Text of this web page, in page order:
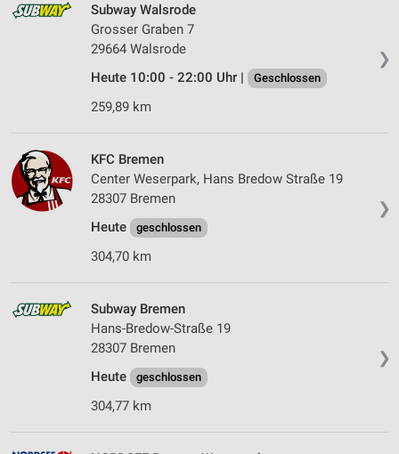
❯
Subway Walsrode
Grosser Graben 7
29664 Walsrode
Heute 10:00 - 22:00 Uhr |
Geschlossen
259,89 km
❯
KFC Bremen
Center Weserpark, Hans Bredow Straße 19
28307 Bremen
Heute
geschlossen
304,70 km
❯
Subway Bremen
Hans-Bredow-Straße 19
28307 Bremen
Heute
geschlossen
304,77 km